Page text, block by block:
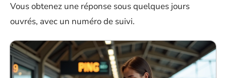
Vous obtenez une réponse sous quelques jours
ouvrés, avec un numéro de suivi.